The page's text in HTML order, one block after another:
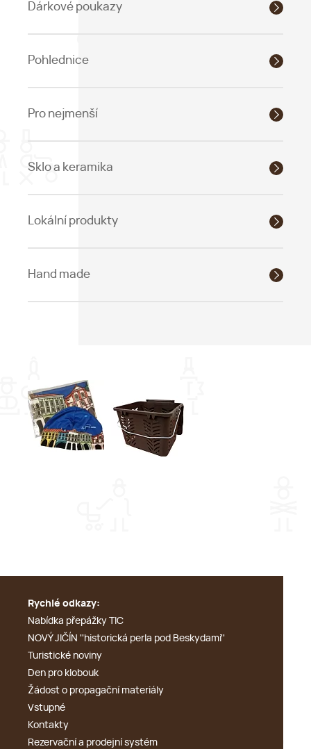
Dárkové poukazy
Pohlednice
Pro nejmenší
Sklo a keramika
Lokální produkty
Hand made
Rychlé odkazy:
Nabídka přepážky TIC
NOVÝ JIČÍN ''historická perla pod Beskydami''
Turistické noviny
Den pro klobouk
Žádost o propagační materiály
Vstupné
Kontakty
Rezervační a prodejní systém